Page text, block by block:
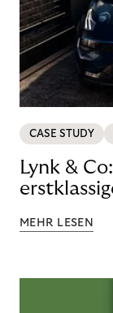
CASE STUDY
Lynk &
MEHR LESEN